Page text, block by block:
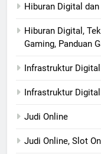
Hiburan Digital
Hiburan Digital,
Gaming, Panduan
Infrastruktur Digital
Infrastruktur
Judi Online
Judi Online, Slot